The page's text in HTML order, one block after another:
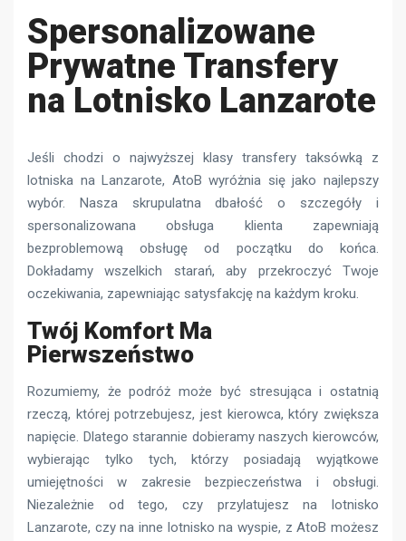
Spersonalizowane
Prywatne Transfery
na Lotnisko Lanzarote
Jeśli chodzi o najwyższej klasy transfery taksówką z
lotniska na Lanzarote, AtoB wyróżnia się jako najlepszy
wybór. Nasza skrupulatna dbałość o szczegóły i
spersonalizowana obsługa klienta zapewniają
bezproblemową obsługę od początku do końca.
Dokładamy wszelkich starań, aby przekroczyć Twoje
oczekiwania, zapewniając satysfakcję na każdym kroku.
Twój Komfort Ma
Pierwszeństwo
Rozumiemy, że podróż może być stresująca i ostatnią
rzeczą, której potrzebujesz, jest kierowca, który zwiększa
napięcie. Dlatego starannie dobieramy naszych kierowców,
wybierając tylko tych, którzy posiadają wyjątkowe
umiejętności w zakresie bezpieczeństwa i obsługi.
Niezależnie od tego, czy przylatujesz na lotnisko
Lanzarote, czy na inne lotnisko na wyspie, z AtoB możesz